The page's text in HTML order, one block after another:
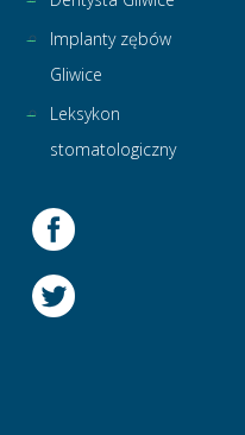
Implanty zębów
Gliwice
Leksykon
stomatologiczny